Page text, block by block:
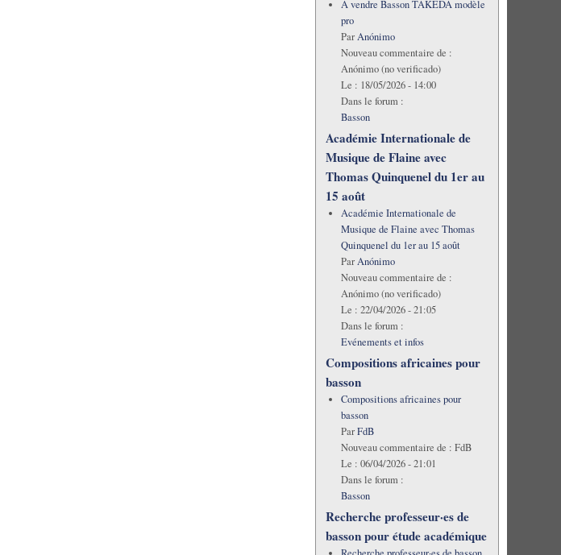
A vendre Basson TAKEDA modèle
pro
ParAnónimo
Nouveau commentaire de :
Anónimo (no verificado)
Le : 18/05/2026 - 14:00
Dans le forum :
Basson
Académie Internationale de
Musique de Flaine avec
Thomas Quinquenel du 1er au
15 août
Académie Internationale de
Musique de Flaine avec Thomas
Quinquenel du 1er au 15 août
ParAnónimo
Nouveau commentaire de :
Anónimo (no verificado)
Le : 22/04/2026 - 21:05
Dans le forum :
Evénements et infos
Compositions africaines pour
basson
Compositions africaines pour
basson
ParFdB
Nouveau commentaire de : FdB
Le : 06/04/2026 - 21:01
Dans le forum :
Basson
Recherche professeur·es de
basson pour étude académique